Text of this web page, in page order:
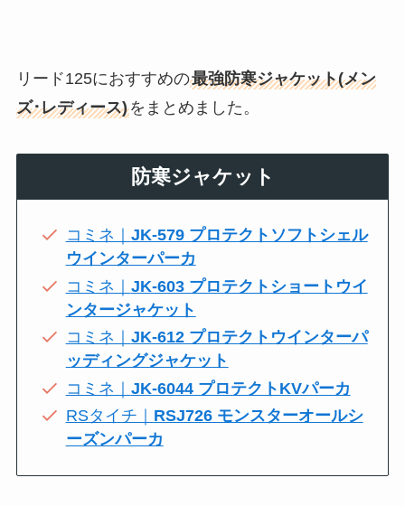
リード125におすすめの最強防寒ジャケット(メン
ズ･レディース)をまとめました。
防寒ジャケット
コミネ｜ JK-579 プロテクトソフトシェル
ウインターパーカ
コミネ｜ JK-603 プロテクトショートウイ
ンタージャケット
コミネ｜ JK-612 プロテクトウインターパ
ッディングジャケット
コミネ｜ JK-6044 プロテクトKVパーカ
RSタイチ｜ RSJ726 モンスターオールシ
ーズンパーカ